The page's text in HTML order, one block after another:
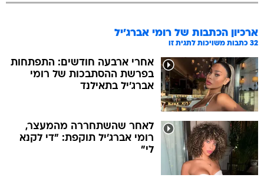
ארכיון הכתבות של רומי אברג'יל
32 כתבות משויכות לתגית זו
אחרי ארבעה חודשים: התפתחות
בפרשת ההסתבכות של רומי
אברג'יל בתאילנד
לאחר שהשתחררה מהמעצר,
רומי אברג'יל תוקפת: "די לקנא
לי"